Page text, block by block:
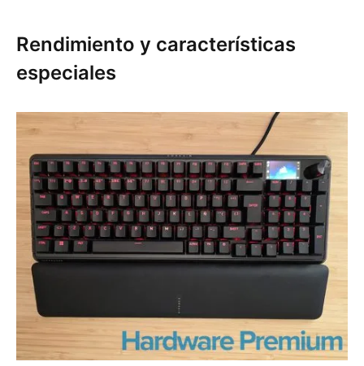
Rendimiento y características
especiales